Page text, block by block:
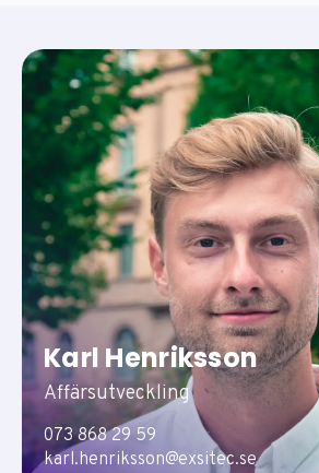
Karl Henriksson
Affärsutveckling
073 868 29 59
karl.henriksson@exsitec.se